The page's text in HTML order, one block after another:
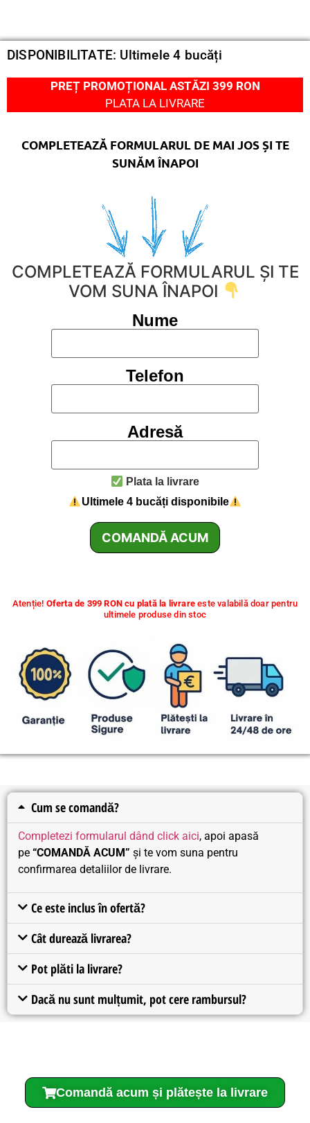
DISPONIBILITATE: Ultimele 4 bucăți
PREȚ PROMOȚIONAL ASTĂZI 399 RON
PLATA LA LIVRARE
COMPLETEAZĂ FORMULARUL DE MAI JOS ȘI TE
SUNĂM ÎNAPOI
COMPLETEAZĂ FORMULARUL ȘI TE
VOM SUNA ÎNAPOI
Nume
Telefon
Adresă
Plata la livrare
Ultimele 4 bucăți disponibile
Atenție! Oferta de 399 RON cu plată la livrare este valabilă doar pentru
ultimele produse din stoc
Cum se comandă?
Completezi formularul dând click aici, apoi apasă
pe “COMANDĂ ACUM” și te vom suna pentru
confirmarea detaliilor de livrare.
Ce este inclus în ofertă?
Cât durează livrarea?
Pot plăti la livrare?
Dacă nu sunt mulțumit, pot cere rambursul?
Comandă acum și plătește la livrare